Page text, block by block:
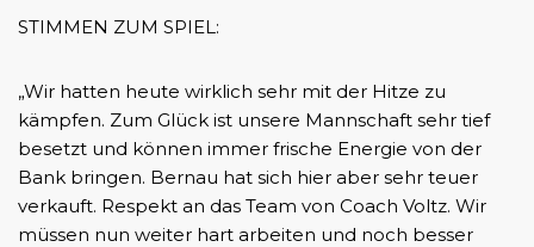
STIMMEN ZUM SPIEL:
„Wir hatten heute wirklich sehr mit der Hitze zu
kämpfen. Zum Glück ist unsere Mannschaft sehr tief
besetzt und können immer frische Energie von der
Bank bringen. Bernau hat sich hier aber sehr teuer
verkauft. Respekt an das Team von Coach Voltz. Wir
müssen nun weiter hart arbeiten und noch besser